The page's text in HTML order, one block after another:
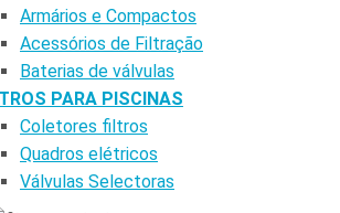
Armários e Compactos
Acessórios de Filtração
Baterias de válvulas
PARA PISCINAS
Coletores filtros
Quadros elétricos
Válvulas Selectoras